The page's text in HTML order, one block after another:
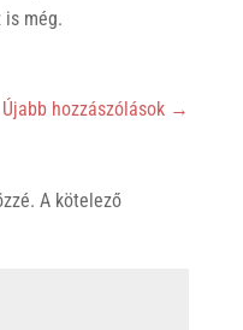
is még.
Újabb hozzászólások →
A kötelező